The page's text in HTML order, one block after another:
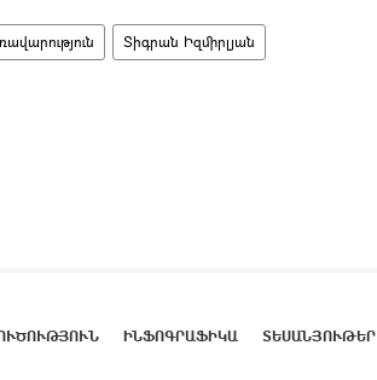
Տիգրան Իզմիրլյան
ԻՆՖՈԳՐԱՖԻԿԱ ՏԵՍԱՆՅՈՒԹԵՐ